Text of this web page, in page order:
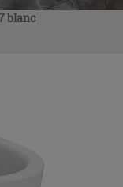
blanc